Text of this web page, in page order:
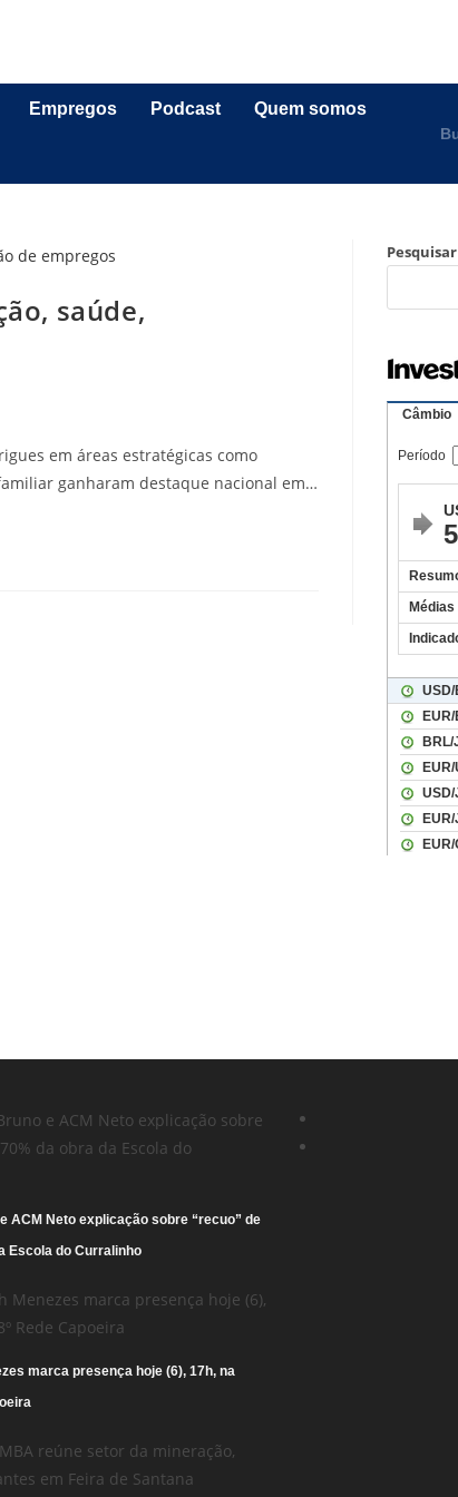
Empregos Podcast Quem somos
saúde,
em áreas estratégicas como
ganharam destaque nacional em…
Pesquisar
ACM Neto explicação sobre “recuo” de
Escola do Curralinho
marca presença hoje (6), 17h, na